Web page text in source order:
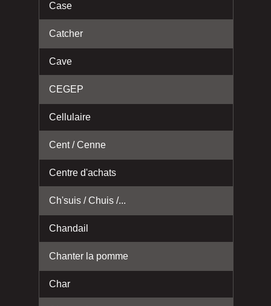
Case
Catcher
Cave
CEGEP
Cellulaire
Cent / Cenne
Centre d'achats
Ch'suis / Chuis /...
Chandail
Chanter la pomme
Char